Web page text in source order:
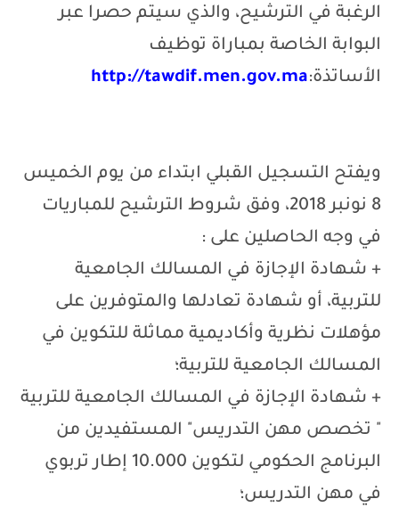
الرغبة في الترشيح، والذي سيتم حصرا عبر
البوابة الخاصة بمباراة توظيف
الأساتذة:http://tawdif.men.gov.ma
ويفتح التسجيل القبلي ابتداء من يوم الخميس
8 نونبر 2018، وفق شروط الترشيح للمباريات
في وجه الحاصلين على :
+ شهادة الإجازة في المسالك الجامعية
للتربية، أو شهادة تعادلها والمتوفرين على
مؤهلات نظرية وأكاديمية مماثلة للتكوين في
المسالك الجامعية للتربية؛
+ شهادة الإجازة في المسالك الجامعية للتربية
" تخصص مهن التدريس" المستفيدين من
البرنامج الحكومي لتكوين 10.000 إطار تربوي
في مهن التدريس؛